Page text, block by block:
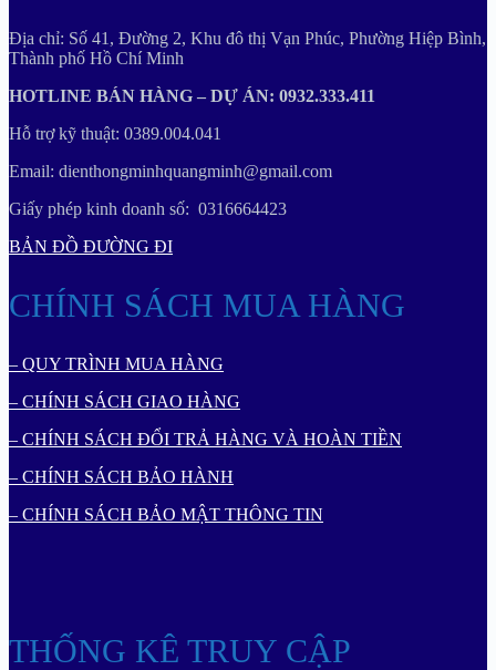
Địa chỉ: Số 41, Đường 2, Khu đô thị Vạn Phúc, Phường Hiệp Bình,
Thành phố Hồ Chí Minh
HOTLINE BÁN HÀNG – DỰ ÁN: 0932.333.411
Hỗ trợ kỹ thuật: 0389.004.041
Email: dienthongminhquangminh@gmail.com
Giấy phép kinh doanh số: 0316664423
BẢN ĐỒ ĐƯỜNG ĐI
CHÍNH SÁCH MUA HÀNG
– QUY TRÌNH MUA HÀNG
– CHÍNH SÁCH GIAO HÀNG
– CHÍNH SÁCH ĐỔI TRẢ HÀNG VÀ HOÀN TIỀN
– CHÍNH SÁCH BẢO HÀNH
– CHÍNH SÁCH BẢO MẬT THÔNG TIN
THỐNG KÊ TRUY CẬP